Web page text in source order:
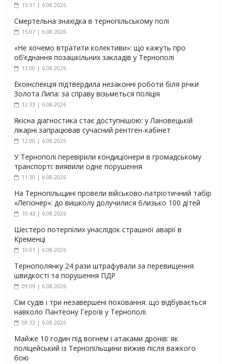
15:31 | 6.08.2026
Смертельна знахідка в тернопільському полі
15:07 | 6.08.2026
«Не хочемо втратити колективи»: що кажуть про
об’єднання позашкільних закладів у Тернополі
13:00 | 6.08.2026
Екоінспекція підтвердила незаконні роботи біля річки
Золота Липа: за справу візьметься поліція
12:33 | 6.08.2026
Якісна діагностика стає доступнішою: у Лановецькій
лікарні запрацював сучасний рентген-кабінет
12:00 | 6.08.2026
У Тернополі перевірили кондиціонери в громадському
транспорті: виявили одне порушення
11:30 | 6.08.2026
На Тернопільщині провели військово-патріотичний табір
«Легіонер»: до вишколу долучилися близько 100 дітей
10:43 | 6.08.2026
Шестеро потерпілих унаслідок страшної аварії в
Кременці
10:01 | 6.08.2026
Тернополянку 24 рази штрафували за перевищення
швидкості та порушення ПДР
09:09 | 6.08.2026
Сім судів і три незавершені поховання: що відбувається
навколо Пантеону Героїв у Тернополі
08:33 | 6.08.2026
Майже 10 годин під вогнем і атаками дронів: як
поліцейський із Тернопільщини вижив після важкого
бою